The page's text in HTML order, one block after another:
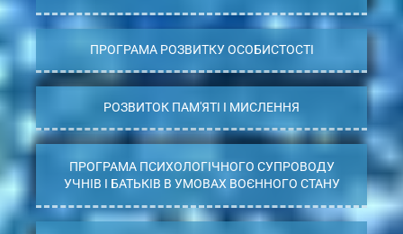
ПРОГРАМА РОЗВИТКУ ОСОБИСТОСТІ
РОЗВИТОК ПАМ'ЯТІ І МИСЛЕННЯ
ПРОГРАМА ПСИХОЛОГІЧНОГО СУПРОВОДУ
УЧНІВ І БАТЬКІВ В УМОВАХ ВОЄННОГО СТАНУ